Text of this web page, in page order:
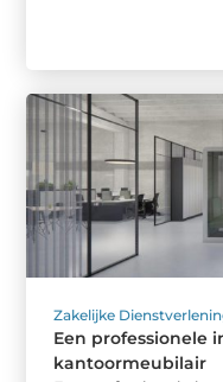
Zakelijke
Een professionele
kantoormeubilair